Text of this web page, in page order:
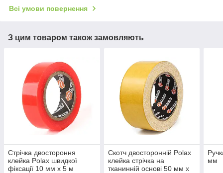
Всі умови повернення
З цим товаром також замовляють
Стрічка двостороння
клейка Polax швидкої
фіксації 10 мм х 5 м
Скотч двосторонній Polax
клейка стрічка на
тканинній основі 50 мм х
мм